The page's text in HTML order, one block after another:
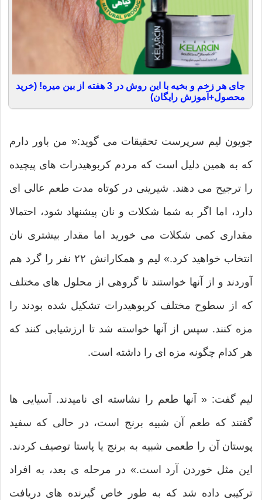
جای هر زخم و بخیه با این روش در 3 هفته از بین میره! (خرید
محصول+آموزش رایگان)
جویون لیم سرپرست تحقیقات می گوید:« من باور دارم
که به همین دلیل است که مردم کربوهیدرات های پیچیده
را ترجیح می دهند. شیرینی در کوتاه مدت طعم عالی ای
دارد، اما اگر به شما شکلات و نان پیشنهاد شود، احتمالا
مقداری کمی شکلات می خورید اما مقدار بیشتری نان
انتخاب خواهید کرد.» لیم و همکارانش ۲۲ نفر را گرد هم
آوردند و از آنها خواستند تا گروهی از محلول های مختلف
که از سطوح مختلف کربوهیدرات تشکیل شده بودند را
مزه کنند. سپس از آنها خواسته شد تا ارزشیابی کنند که
هر کدام چگونه مزه ای را داشته است.
لیم گفت: « آنها طعم را نشاسته ای نامیدند. آسیایی ها
گفتند که طعم آن شبیه برنج است، در حالی که سفید
پوستان آن را طعمی شبیه به برنج یا پاستا توصیف کردند.
این مثل خوردن آرد است.» در مرحله ی بعد، به افراد
ترکیبی داده شد که به طور خاص گیرنده های دریافت